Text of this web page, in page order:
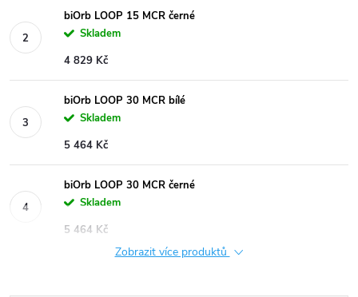
biOrb LOOP 15 MCR černé
Skladem
4 829 Kč
biOrb LOOP 30 MCR bílé
Skladem
5 464 Kč
biOrb LOOP 30 MCR černé
Skladem
5 464 Kč
Zobrazit více produktů